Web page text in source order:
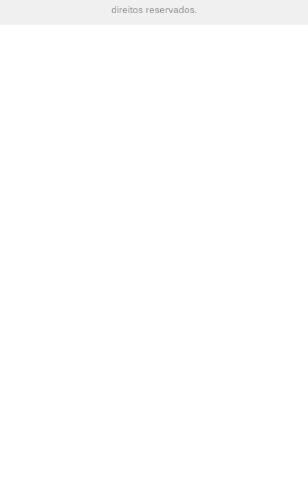
direitos reservados.